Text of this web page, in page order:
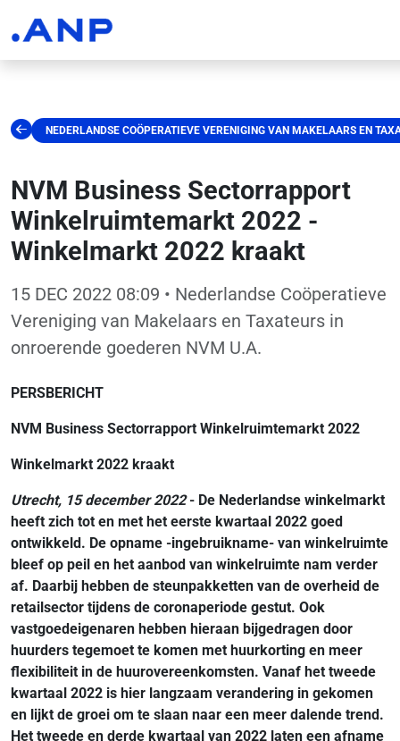
NEDERLANDSE COÖPERATIEVE VERENIGING VAN MAKELAARS EN
NVM Business Sectorrapport
Winkelruimtemarkt 2022 -
Winkelmarkt 2022 kraakt
15 DEC 2022 08:09 • Nederlandse Coöperatieve
Vereniging van Makelaars en Taxateurs in
onroerende goederen NVM U.A.
PERSBERICHT
NVM Business Sectorrapport Winkelruimtemarkt 2022
Winkelmarkt 2022 kraakt
Utrecht, 15 december 2022- De Nederlandse winkelmarkt
heeft zich tot en met het eerste kwartaal 2022 goed
ontwikkeld. De opname -ingebruikname- van winkelruimte
bleef op peil en het aanbod van winkelruimte nam verder
af. Daarbij hebben de steunpakketten van de overheid de
retailsector tijdens de coronaperiode gestut. Ook
vastgoedeigenaren hebben hieraan bijgedragen door
huurders tegemoet te komen met huurkorting en meer
flexibiliteit in de huurovereenkomsten. Vanaf het tweede
kwartaal 2022 is hier langzaam verandering in gekomen
en lijkt de groei om te slaan naar een meer dalende trend.
Het tweede en derde kwartaal van 2022 laten een afname